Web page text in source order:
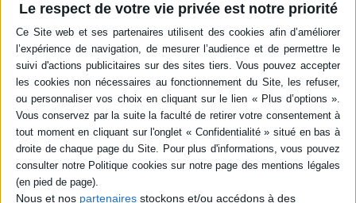
Le respect de votre vie privée est notre priorité
Nous et nos partenaires stockons et/ou accédons à des
Kassaï, les dieux immortels
à la peau rouge. A la suite de
l'assassinat de sa famille par
le prince Aggor, un puissant
Tog, le jeune Ubu se rend
dans la légendaire cité
d'Yress afin de...
16,50 €
Disponible chez l'éditeur
AJOUTER AU PANIER
avec un bébé humain sur ses
terres remet tout en
question. ©Electre 2026
15,95 €
En stock *
*stock limité
AJOUTER AU PANIER